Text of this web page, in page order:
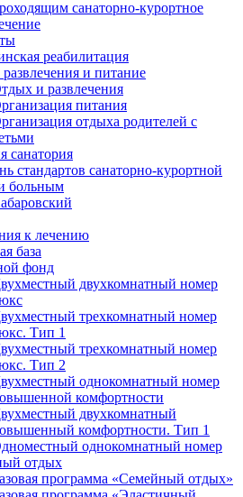
санаторно-курортное
реабилитация
и питание
и развлечения
питания
отдыха родителей с
санатория
стандартов санаторно-курортной
больным
к лечению
база
фонд
двухкомнатный номер
трехкомнатный номер
Тип 1
трехкомнатный номер
Тип 2
однокомнатный номер
комфортности
двухкомнатный
комфортности. Тип 1
однокомнатный номер
отдых
программа «Семейный отдых»